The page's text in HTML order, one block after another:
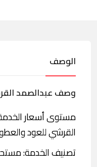
الوصف
وصف عبدالصمد
القرشي للعود
تصنيف الخدمة: